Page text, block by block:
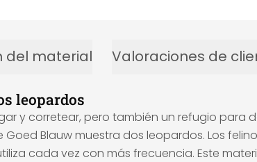
del material Valoraciones de
leopardos
y corretear, pero también un refugio para
Blauw muestra dos leopardos. Los
cada vez con más frecuencia. Este